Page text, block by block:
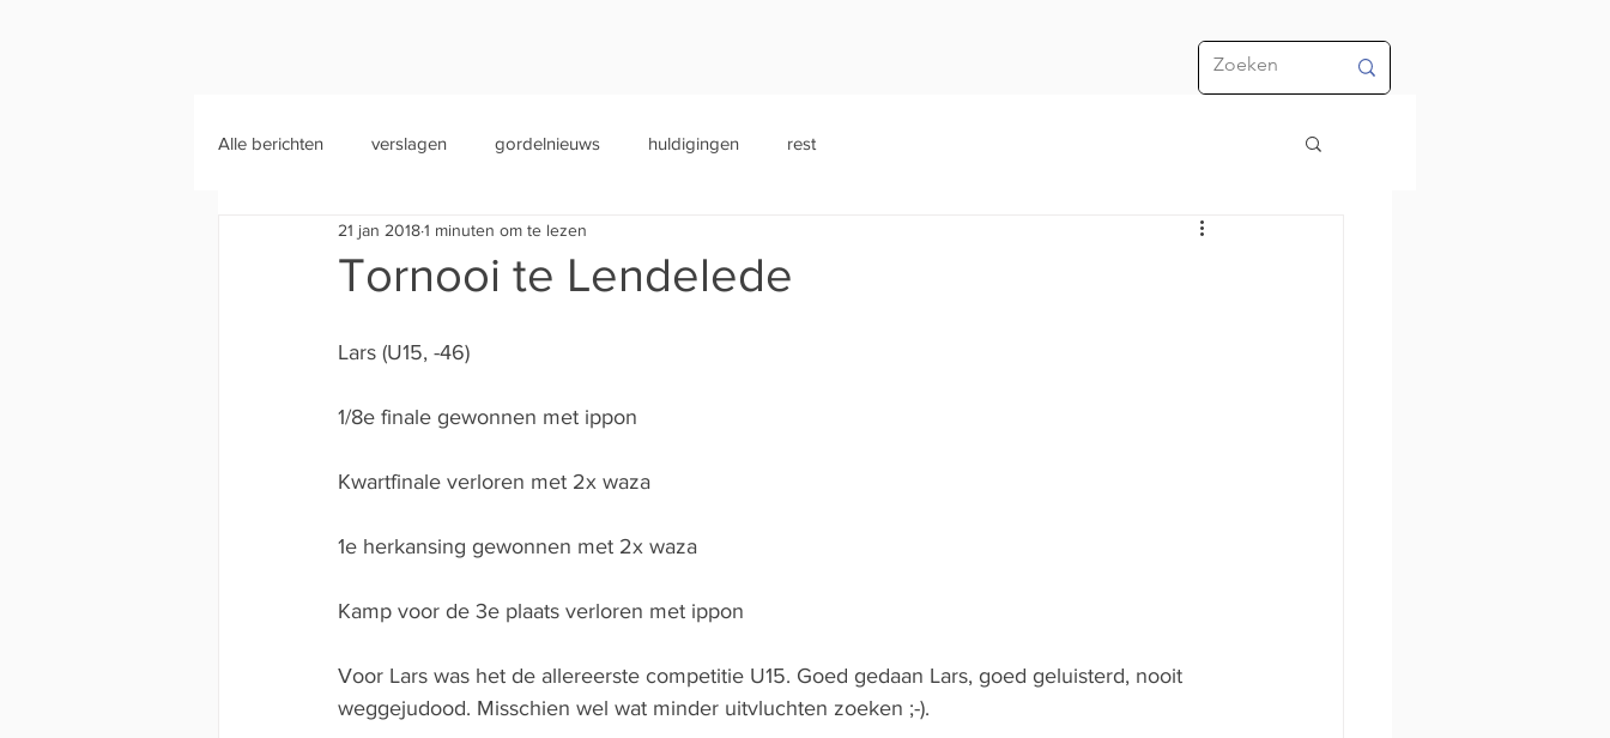
Alle berichten verslagen gordelnieuws huldigingen rest
Tornooi te Lendelede
21 jan 20181 minuten om te lezen
Lars (U15, -46)
1/8e finale gewonnen met ippon
Kwartfinale verloren met 2x waza
1e herkansing gewonnen met 2x waza
Kamp voor de 3e plaats verloren met ippon
Voor Lars was het de allereerste competitie U15. Goed gedaan Lars, goed geluisterd, nooit
weggejudood. Misschien wel wat minder uitvluchten zoeken ;-).